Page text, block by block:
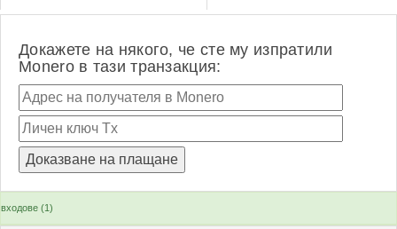
Докажете на някого, че сте му изпратили
Monero в тази транзакция:
входове (1)